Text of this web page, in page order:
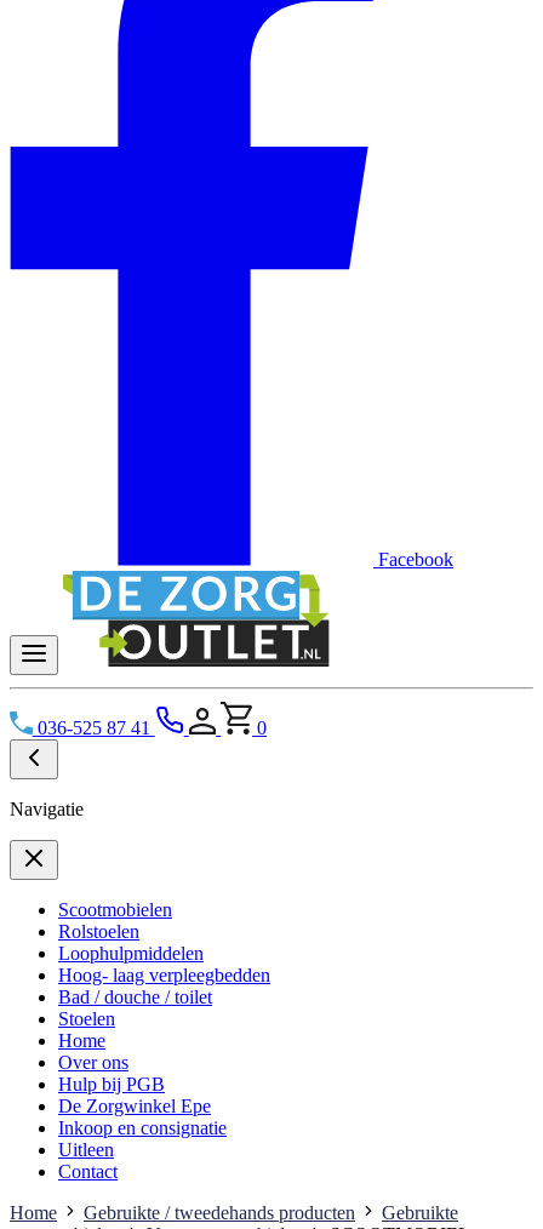
Facebook
036-525 87 41 0
Navigatie
Scootmobielen
Rolstoelen
Loophulpmiddelen
Hoog- laag verpleegbedden
Bad / douche / toilet
Stoelen
Home
Over ons
Hulp bij PGB
De Zorgwinkel Epe
Inkoop en consignatie
Uitleen
Contact
Home
Gebruikte / tweedehands producten
Gebruikte